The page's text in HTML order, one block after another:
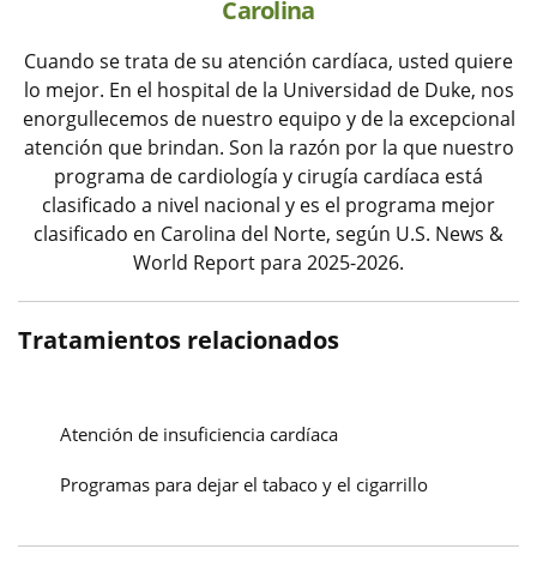
Carolina
Cuando se trata de su atención cardíaca, usted quiere
lo mejor. En el hospital de la Universidad de Duke, nos
enorgullecemos de nuestro equipo y de la excepcional
atención que brindan. Son la razón por la que nuestro
programa de cardiología y cirugía cardíaca está
clasificado a nivel nacional y es el programa mejor
clasificado en Carolina del Norte, según U.S. News &
World Report para 2025-2026.
Tratamientos relacionados
Atención de insuficiencia cardíaca
Programas para dejar el tabaco y el cigarrillo